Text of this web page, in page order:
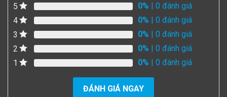
5 0% | 0 đánh giá
4
0% | 0 đánh giá
3
0% | 0 đánh giá
2
0% | 0 đánh giá
1
0% | 0 đánh giá
ĐÁNH GIÁ NGAY